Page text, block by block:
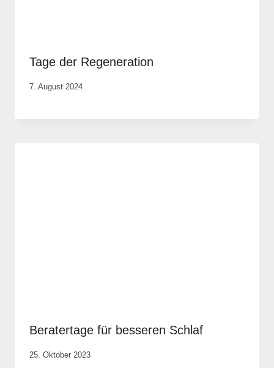
Tage der Regeneration
Von
Krause
7. August 2024
Beratertage für besseren Schlaf
Von
25. Oktober 2023